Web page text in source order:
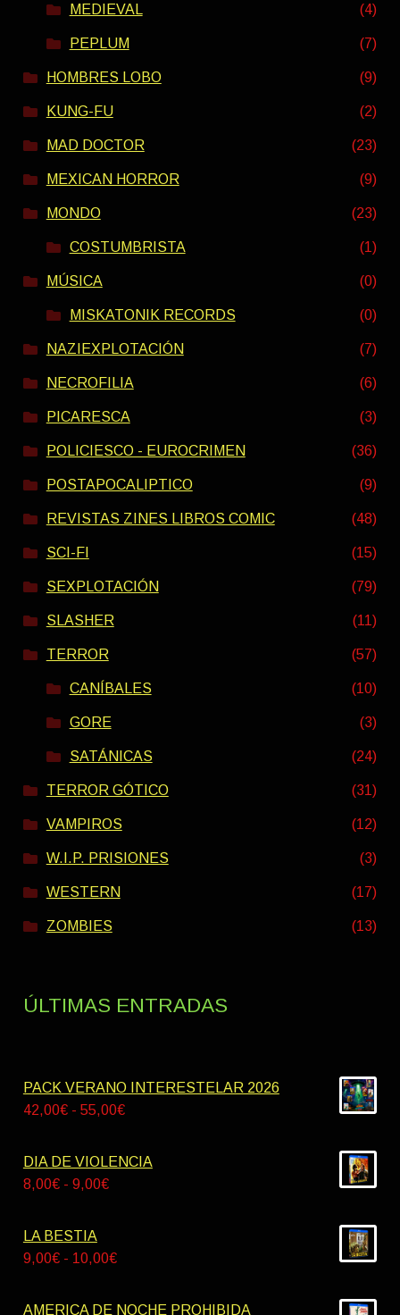
MEDIEVAL (4)
PEPLUM (7)
HOMBRES LOBO (9)
KUNG-FU (2)
MAD DOCTOR (23)
MEXICAN HORROR (9)
MONDO (23)
COSTUMBRISTA (1)
MÚSICA (0)
MISKATONIK RECORDS (0)
NAZIEXPLOTACIÓN (7)
NECROFILIA (6)
PICARESCA (3)
POLICIESCO - EUROCRIMEN (36)
POSTAPOCALIPTICO (9)
REVISTAS ZINES LIBROS COMIC (48)
SCI-FI (15)
SEXPLOTACIÓN (79)
SLASHER (11)
TERROR (57)
CANÍBALES (10)
GORE (3)
SATÁNICAS (24)
TERROR GÓTICO (31)
VAMPIROS (12)
W.I.P. PRISIONES (3)
WESTERN (17)
ZOMBIES (13)
ÚLTIMAS ENTRADAS
PACK VERANO INTERESTELAR 2026
42,00€ - 55,00€Rango
precios:
DIA DE VIOLENCIA
8,00€ - 9,00€Rango
desde
LA BESTIA
9,00€ - 10,00€Rango
precios:
AMERICA DE NOCHE PROHIBIDA